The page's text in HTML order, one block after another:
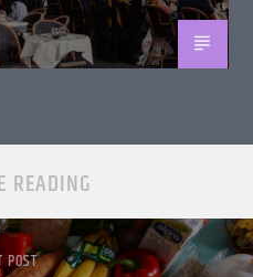
READING
POST